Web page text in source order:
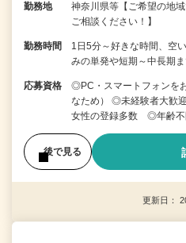
勤務地
神奈川県等【ご希望の地
ご相談ください！】
勤務時間
1日5分～好きな時間、空
みの単発や短期～中長期
応募資格
◎PC・スマートフォンを
なため） ◎未経験者大歓
女性の登録多数 ◎年齢不
後で見る
更新日：